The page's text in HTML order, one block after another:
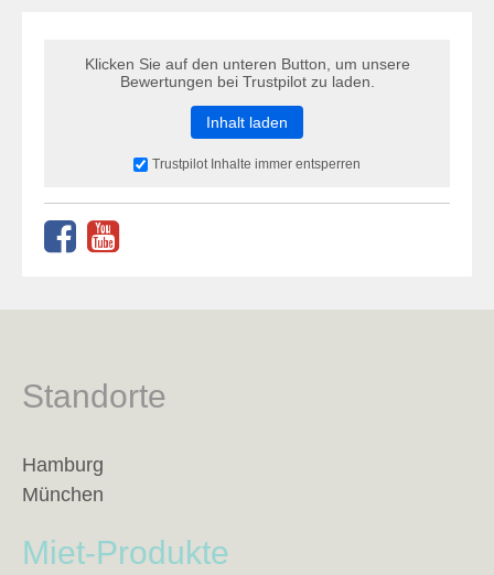
Klicken Sie auf den unteren Button, um unsere
Bewertungen bei Trustpilot zu laden.
Inhalt laden
Trustpilot Inhalte immer entsperren
Standorte
Hamburg
München
Miet-Produkte